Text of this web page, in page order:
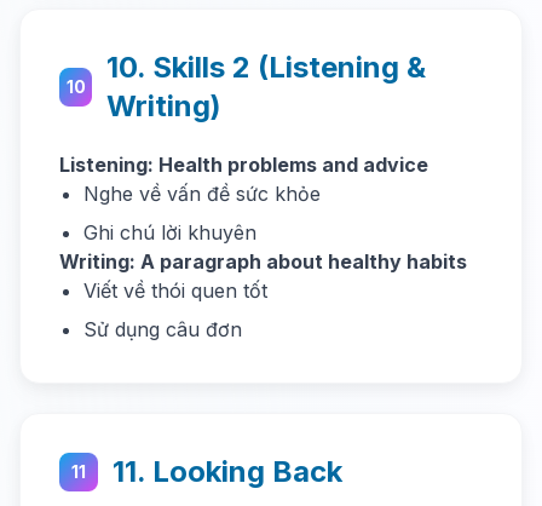
10
10. Skills 2 (Listening &
Writing)
Listening: Health problems and advice
Nghe về vấn đề sức khỏe
Ghi chú lời khuyên
Writing: A paragraph about healthy habits
Viết về thói quen tốt
Sử dụng câu đơn
11 11. Looking Back